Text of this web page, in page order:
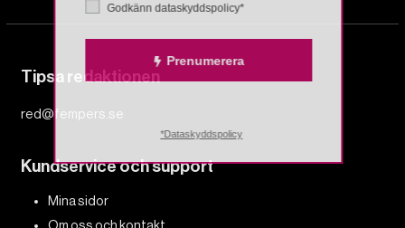
Tipsa redaktionen
red@fempers.se
Kundservice och support
Mina sidor
Godkänn dataskyddspolicy*
Prenumerera
*Dataskyddspolicy